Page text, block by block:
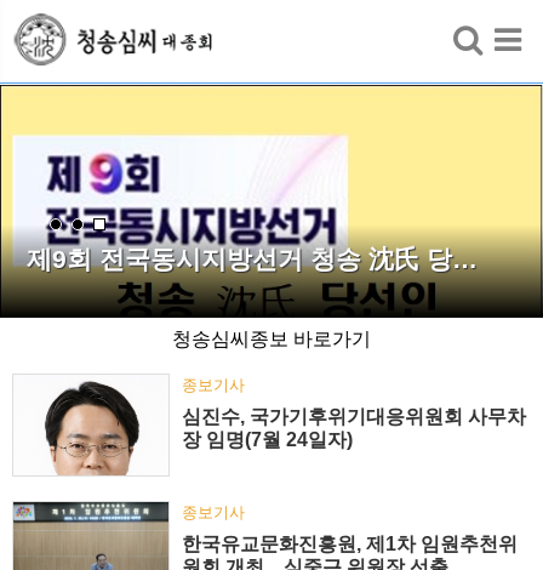
제9회 전국동시지방선거 청송 沈氏 당…
청송심씨종보 바로가기
종보기사
심진수, 국가기후위기대응위원회 사무차
장 임명(7월 24일자)
종보기사
한국유교문화진흥원, 제1차 임원추천위